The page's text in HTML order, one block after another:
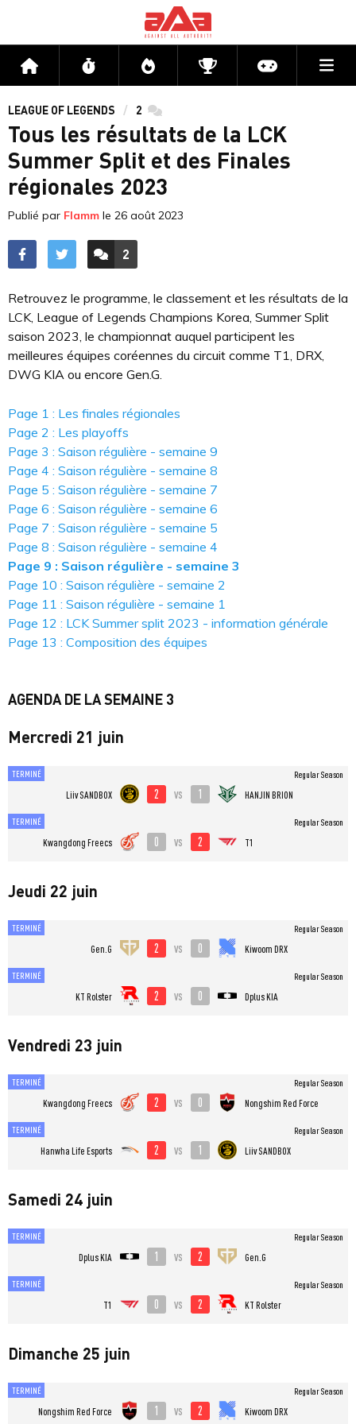
Accueil Flux Directs CompétitionsActu jeux
LEAGUE OF LEGENDS 2 commentaires
Tous les résultats de la LCK
Summer Split et des Finales
régionales 2023
Publié par Flamm le 26 août 2023
ACCÉDER AUX
2
COMMENTAIRES
Retrouvez le programme, le classement et les résultats de la
LCK, League of Legends Champions Korea, Summer Split
saison 2023, le championnat auquel participent les
meilleures équipes coréennes du circuit comme T1, DRX,
DWG KIA ou encore Gen.G.
Page 1 : Les finales régionales
Page 2 : Les playoffs
Page 3 : Saison régulière - semaine 9
Page 4 : Saison régulière - semaine 8
Page 5 : Saison régulière - semaine 7
Page 6 : Saison régulière - semaine 6
Page 7 : Saison régulière - semaine 5
Page 8 : Saison régulière - semaine 4
Page 9 : Saison régulière - semaine 3
Page 10 : Saison régulière - semaine 2
Page 11 : Saison régulière - semaine 1
Page 12 : LCK Summer split 2023 - information générale
Page 13 : Composition des équipes
AGENDA DE LA SEMAINE 3
Mercredi 21 juin
TERMINÉ
Liiv SANDBOX 2 vs 1 HANJIN BRION
Regular Season
TERMINÉ
Kwangdong Freecs 0 vs 2 T1
Regular Season
Jeudi 22 juin
TERMINÉ
Gen.G 2 vs 0 Kiwoom DRX
Regular Season
TERMINÉ
KT Rolster 2 vs 0 Dplus KIA
Regular Season
Vendredi 23 juin
TERMINÉ
Kwangdong Freecs 2 vs 0 Nongshim Red Force
Regular Season
TERMINÉ
Hanwha Life Esports 2 vs 1 Liiv SANDBOX
Regular Season
Samedi 24 juin
TERMINÉ
Dplus KIA 1 vs 2 Gen.G
Regular Season
TERMINÉ
T1 0 vs 2 KT Rolster
Regular Season
Dimanche 25 juin
TERMINÉ
Nongshim Red Force 1 vs 2 Kiwoom DRX
Regular Season